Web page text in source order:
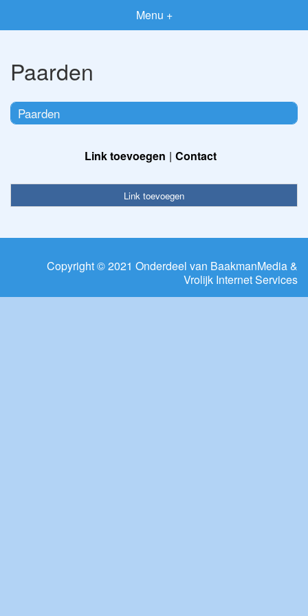
Menu +
Paarden
Paarden
Link toevoegen Contact
Link toevoegen
Copyright © 2021 Onderdeel van BaakmanMedia&
Vrolijk Internet Services